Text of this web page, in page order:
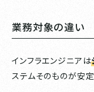
業務対象の違い
インフラエンジニアは
ステムそのものが安